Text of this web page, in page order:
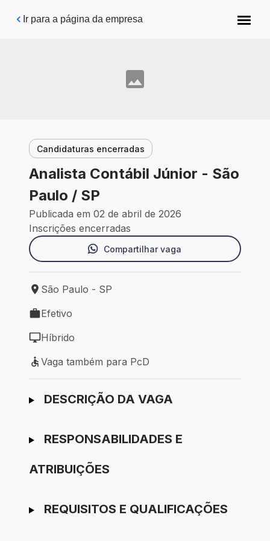
Pular para o conteúdo principal
Ir para a página da empresa
Candidaturas encerradas
Analista Contábil Júnior - São
Paulo / SP
Publicada em 02 de abril de 2026
Inscrições encerradas
Compartilhar vaga
Local de trabalho: São Paulo - SP
São Paulo - SP
Tipo de vaga: Efetivo
Efetivo
Modelo de trabalho: Híbrido
Híbrido
Vaga também para PcD
Vaga também para PcD
Ir para candidatura
DESCRIÇÃO DA VAGA
RESPONSABILIDADES E
ATRIBUIÇÕES
REQUISITOS E QUALIFICAÇÕES